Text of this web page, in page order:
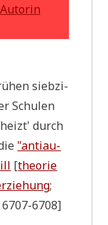
sieb­zi­
Schu­len
durch
"anti­au­
[theo­rie
;
6708]